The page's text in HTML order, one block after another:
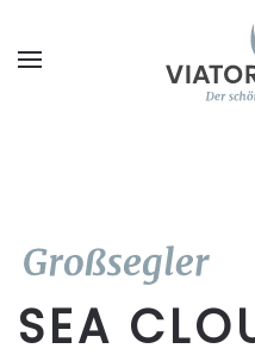
Zum Hauptinhalt
SEA